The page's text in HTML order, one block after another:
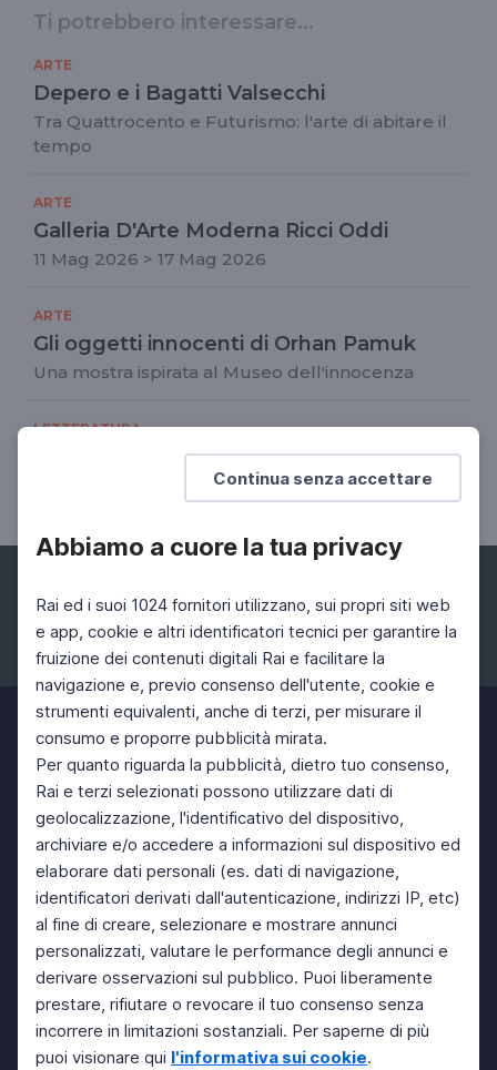
Continua senza accettare
Abbiamo a cuore la tua privacy
Rai ed i suoi 1024 fornitori utilizzano, sui propri siti web
e app, cookie e altri identificatori tecnici per garantire la
fruizione dei contenuti digitali Rai e facilitare la
navigazione e, previo consenso dell'utente, cookie e
strumenti equivalenti, anche di terzi, per misurare il
consumo e proporre pubblicità mirata.
Per quanto riguarda la pubblicità, dietro tuo consenso,
Rai e terzi selezionati possono utilizzare dati di
geolocalizzazione, l'identificativo del dispositivo,
archiviare e/o accedere a informazioni sul dispositivo ed
elaborare dati personali (es. dati di navigazione,
identificatori derivati dall'autenticazione, indirizzi IP, etc)
al fine di creare, selezionare e mostrare annunci
personalizzati, valutare le performance degli annunci e
derivare osservazioni sul pubblico. Puoi liberamente
prestare, rifiutare o revocare il tuo consenso senza
incorrere in limitazioni sostanziali. Per saperne di più
puoi visionare qui l'informativa sui cookie.
Ti potrebbero interessare...
ARTE
Depero e i Bagatti Valsecchi
Tra Quattrocento e Futurismo: l'arte di abitare il
tempo
ARTE
Galleria D'Arte Moderna Ricci Oddi
11 Mag 2026 > 17 Mag 2026
ARTE
Gli oggetti innocenti di Orhan Pamuk
Una mostra ispirata al Museo dell'innocenza
LETTERATURA
Bookcity Milano 2023
13 Nov 2023 > 19 Nov 2023
Facebook Instagram Twitter